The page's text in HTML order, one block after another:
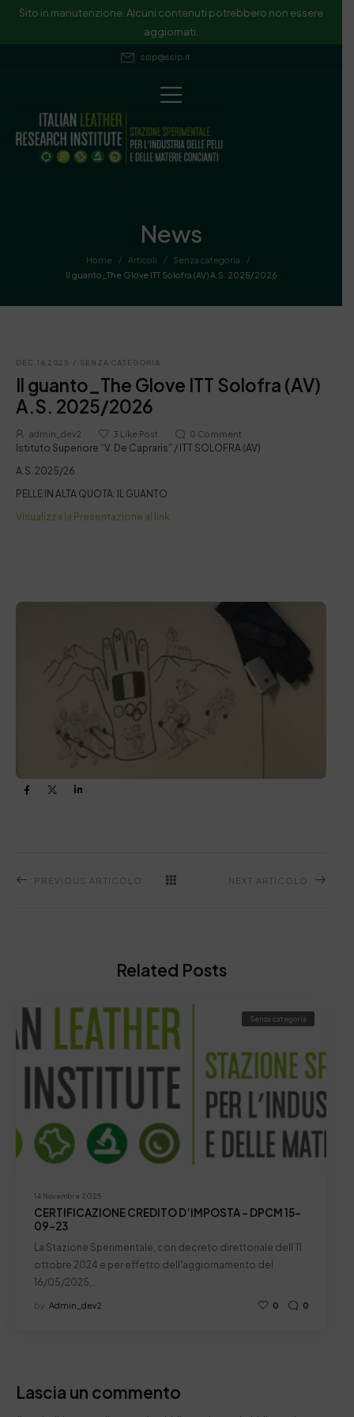
Sito in manutenzione. Alcuni contenuti potrebbero non essere
aggiornati.
ssip@ssip.it
News
Home / Articoli / Senza categoria
/
Il guanto_The Glove ITT Solofra (AV) A.S. 2025/2026
DEC 16 2025 / SENZA CATEGORIA
Il guanto_The Glove ITT Solofra (AV)
A.S. 2025/2026
admin_dev2 3 Like Post 0 Comment
Istituto Superiore “V. De Capraris” / ITT SOLOFRA (AV)
A.S. 2025/26
PELLE IN ALTA QUOTA: IL GUANTO
Visualizza la Presentazione al link
PREVIOUS ARTICOLO NEXT ARTICOLO
Related Posts
14 Novembre 2025
Senza categoria
CERTIFICAZIONE CREDITO D’IMPOSTA – DPCM 15-
09-23
La Stazione Sperimentale, con decreto direttoriale dell’11
ottobre 2024 e per effetto dell'aggiornamento del
16/05/2025,…
by Admin_dev2 0 0
Lascia un commento